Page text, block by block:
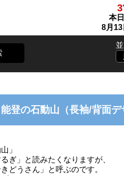
本日
8月13
能登の石動山（長袖/背面デ
」
ぎ」と読みたくなりますが、
どうさん」と呼ぶのです。